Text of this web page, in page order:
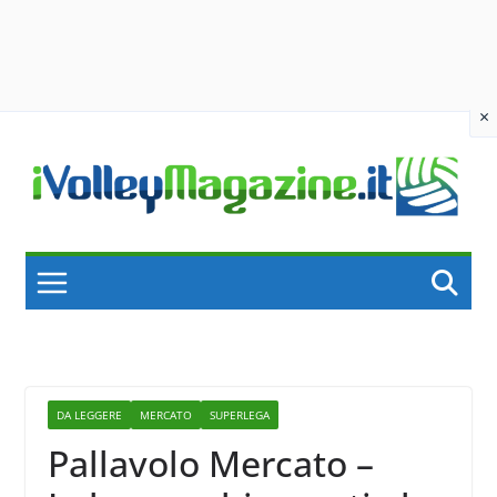
×
content
DA LEGGERE MERCATO SUPERLEGA
Pallavolo Mercato –